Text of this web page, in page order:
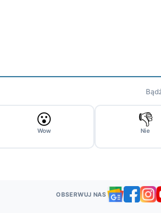
😮
Wow
👎
Nie
OBSERWUJ NAS